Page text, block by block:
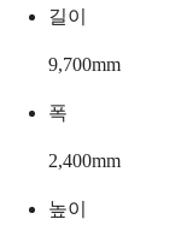
길이
9,700mm
폭
2,400mm
높이